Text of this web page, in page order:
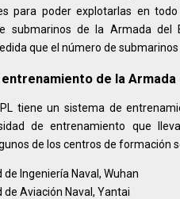
para poder explotarlas en
submarinos de la Armada
que el número de
de la Armada
tiene un sistema de
de entrenamiento que
de los centros de formación
de Ingeniería Naval, Wuhan
de Aviación Naval, Yantai